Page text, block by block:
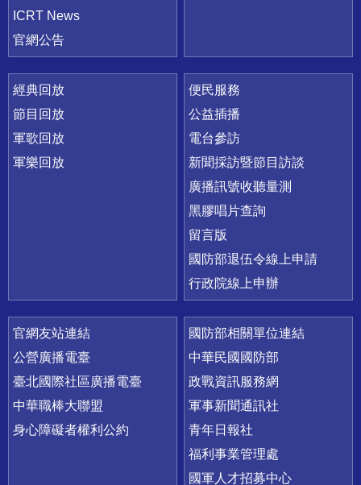
ICRT News
官網公告
經典回放
節目回放
軍歌回放
軍樂回放
便民服務
公益插播
電台參訪
新聞採訪暨節目訪談
廣播訊號收聽量測
黑膠唱片查詢
留言版
國防部退伍令線上申請
行政院線上申辦
官網友站連結
公營廣播電臺
臺北國際社區廣播電臺
中華職棒大聯盟
身心障礙者權利公約
國防部相關單位連結
中華民國國防部
政戰資訊服務網
軍事新聞通訊社
青年日報社
福利事業管理處
國軍人才招募中心